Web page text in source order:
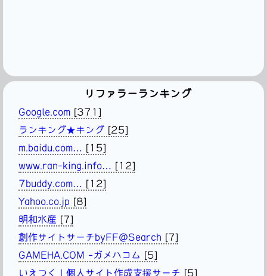
リファラーランキング
Google.com [371]
ランキング★キング [25]
m.baidu.com…
[15]
www.ran-king.info…
[12]
7buddy.com…
[12]
Yahoo.co.jp [8]
明和水産 [7]
創作サイトサーチbyFF@Search [7]
GAMEHA.COM -ガメハコム
[5]
いえつく | 個人サイト作成支援サーチ
[5]